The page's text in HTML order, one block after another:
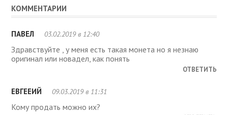
КОММЕНТАРИИ
ПАВЕЛ 03.02.2019 в 12:40
Здравствуйте , у меня есть такая монета но я незнаю
оригинал или новадел, как понять
ОТВЕТИТЬ
ЕВГЕЕИЙ 09.03.2019 в 11:31
Кому продать можно их?